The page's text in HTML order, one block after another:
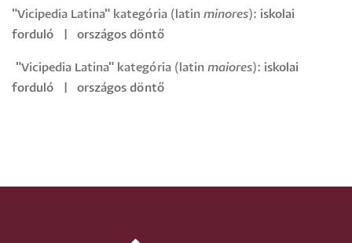
"Vicipedia Latina" kategória (latin minores): iskolai
forduló
országos döntő
"Vicipedia Latina" kategória (latin maiores): iskolai
forduló
országos döntő